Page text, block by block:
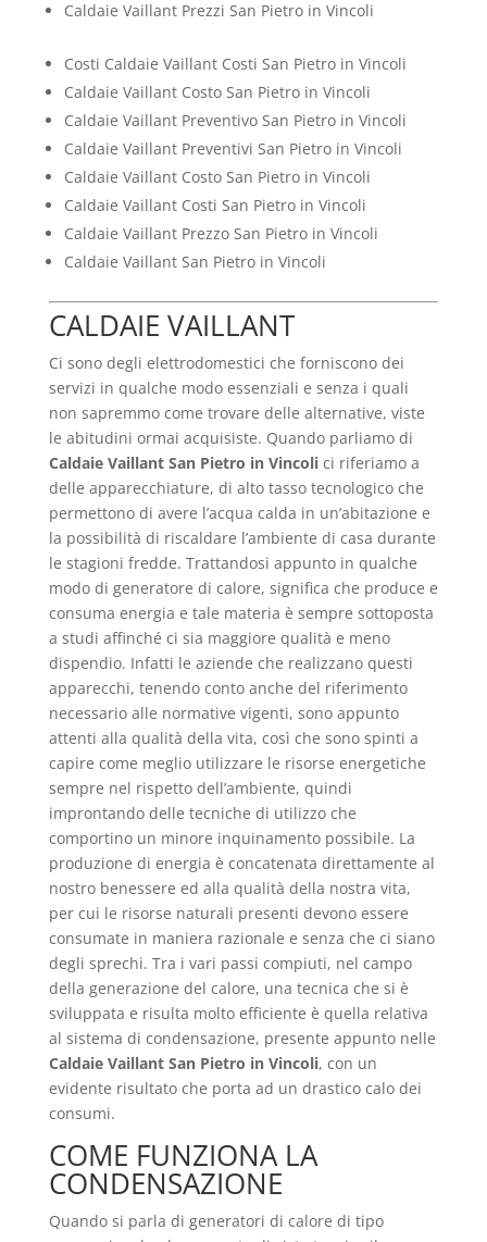
Caldaie Vaillant Prezzi San Pietro in Vincoli
Costi Caldaie Vaillant Costi San Pietro in Vincoli
Caldaie Vaillant Costo San Pietro in Vincoli
Caldaie Vaillant Preventivo San Pietro in Vincoli
Caldaie Vaillant Preventivi San Pietro in Vincoli
Caldaie Vaillant Costo San Pietro in Vincoli
Caldaie Vaillant Costi San Pietro in Vincoli
Caldaie Vaillant Prezzo San Pietro in Vincoli
Caldaie Vaillant San Pietro in Vincoli
CALDAIE VAILLANT
Ci sono degli elettrodomestici che forniscono dei
servizi in qualche modo essenziali e senza i quali
non sapremmo come trovare delle alternative, viste
le abitudini ormai acquisiste. Quando parliamo di
Caldaie Vaillant San Pietro in Vincolici riferiamo a
delle apparecchiature, di alto tasso tecnologico che
permettono di avere l’acqua calda in un’abitazione e
la possibilità di riscaldare l’ambiente di casa durante
le stagioni fredde. Trattandosi appunto in qualche
modo di generatore di calore, significa che produce e
consuma energia e tale materia è sempre sottoposta
a studi affinché ci sia maggiore qualità e meno
dispendio. Infatti le aziende che realizzano questi
apparecchi, tenendo conto anche del riferimento
necessario alle normative vigenti, sono appunto
attenti alla qualità della vita, così che sono spinti a
capire come meglio utilizzare le risorse energetiche
sempre nel rispetto dell’ambiente, quindi
improntando delle tecniche di utilizzo che
comportino un minore inquinamento possibile. La
produzione di energia è concatenata direttamente al
nostro benessere ed alla qualità della nostra vita,
per cui le risorse naturali presenti devono essere
consumate in maniera razionale e senza che ci siano
degli sprechi. Tra i vari passi compiuti, nel campo
della generazione del calore, una tecnica che si è
sviluppata e risulta molto efficiente è quella relativa
al sistema di condensazione, presente appunto nelle
Caldaie Vaillant San Pietro in Vincoli, con un
evidente risultato che porta ad un drastico calo dei
consumi.
COME FUNZIONA LA
CONDENSAZIONE
Quando si parla di generatori di calore di tipo